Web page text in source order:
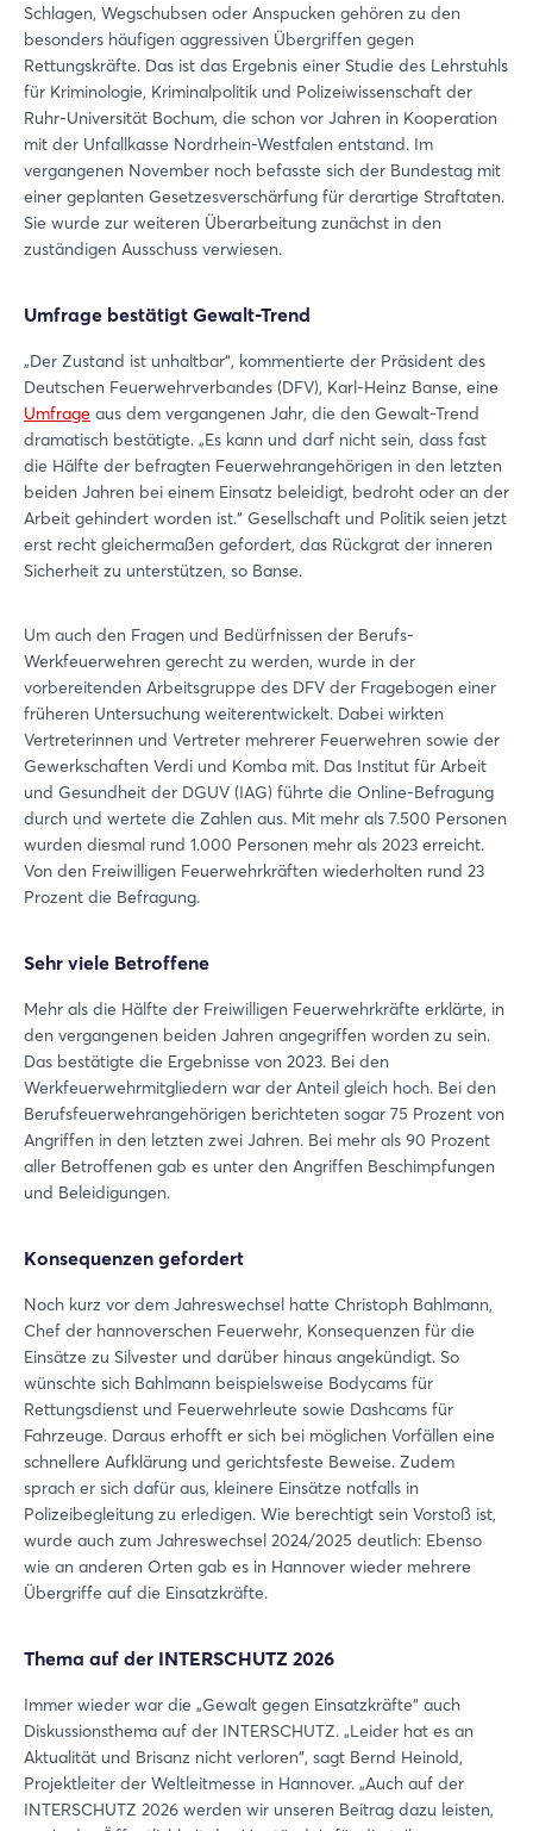
Schlagen, Wegschubsen oder Anspucken gehören zu den
besonders häufigen aggressiven Übergriffen gegen
Rettungskräfte. Das ist das Ergebnis einer Studie des Lehrstuhls
für Kriminologie, Kriminalpolitik und Polizeiwissenschaft der
Ruhr-Universität Bochum, die schon vor Jahren in Kooperation
mit der Unfallkasse Nordrhein-Westfalen entstand. Im
vergangenen November noch befasste sich der Bundestag mit
einer geplanten Gesetzesverschärfung für derartige Straftaten.
Sie wurde zur weiteren Überarbeitung zunächst in den
zuständigen Ausschuss verwiesen.
Umfrage bestätigt Gewalt-Trend
„Der Zustand ist unhaltbar“, kommentierte der Präsident des
Deutschen Feuerwehrverbandes (DFV), Karl-Heinz Banse, eine
Umfrage aus dem vergangenen Jahr, die den Gewalt-Trend
dramatisch bestätigte. „Es kann und darf nicht sein, dass fast
die Hälfte der befragten Feuerwehrangehörigen in den letzten
beiden Jahren bei einem Einsatz beleidigt, bedroht oder an der
Arbeit gehindert worden ist.“ Gesellschaft und Politik seien jetzt
erst recht gleichermaßen gefordert, das Rückgrat der inneren
Sicherheit zu unterstützen, so Banse.
Um auch den Fragen und Bedürfnissen der Berufs-
Werkfeuerwehren gerecht zu werden, wurde in der
vorbereitenden Arbeitsgruppe des DFV der Fragebogen einer
früheren Untersuchung weiterentwickelt. Dabei wirkten
Vertreterinnen und Vertreter mehrerer Feuerwehren sowie der
Gewerkschaften Verdi und Komba mit. Das Institut für Arbeit
und Gesundheit der DGUV (IAG) führte die Online-Befragung
durch und wertete die Zahlen aus. Mit mehr als 7.500 Personen
wurden diesmal rund 1.000 Personen mehr als 2023 erreicht.
Von den Freiwilligen Feuerwehrkräften wiederholten rund 23
Prozent die Befragung.
Sehr viele Betroffene
Mehr als die Hälfte der Freiwilligen Feuerwehrkräfte erklärte, in
den vergangenen beiden Jahren angegriffen worden zu sein.
Das bestätigte die Ergebnisse von 2023. Bei den
Werkfeuerwehrmitgliedern war der Anteil gleich hoch. Bei den
Berufsfeuerwehrangehörigen berichteten sogar 75 Prozent von
Angriffen in den letzten zwei Jahren. Bei mehr als 90 Prozent
aller Betroffenen gab es unter den Angriffen Beschimpfungen
und Beleidigungen.
Konsequenzen gefordert
Noch kurz vor dem Jahreswechsel hatte Christoph Bahlmann,
Chef der hannoverschen Feuerwehr, Konsequenzen für die
Einsätze zu Silvester und darüber hinaus angekündigt. So
wünschte sich Bahlmann beispielsweise Bodycams für
Rettungsdienst und Feuerwehrleute sowie Dashcams für
Fahrzeuge. Daraus erhofft er sich bei möglichen Vorfällen eine
schnellere Aufklärung und gerichtsfeste Beweise. Zudem
sprach er sich dafür aus, kleinere Einsätze notfalls in
Polizeibegleitung zu erledigen. Wie berechtigt sein Vorstoß ist,
wurde auch zum Jahreswechsel 2024/2025 deutlich: Ebenso
wie an anderen Orten gab es in Hannover wieder mehrere
Übergriffe auf die Einsatzkräfte.
Thema auf der INTERSCHUTZ 2026
Immer wieder war die „Gewalt gegen Einsatzkräfte“ auch
Diskussionsthema auf der INTERSCHUTZ. „Leider hat es an
Aktualität und Brisanz nicht verloren“, sagt Bernd Heinold,
Projektleiter der Weltleitmesse in Hannover. „Auch auf der
INTERSCHUTZ 2026 werden wir unseren Beitrag dazu leisten,